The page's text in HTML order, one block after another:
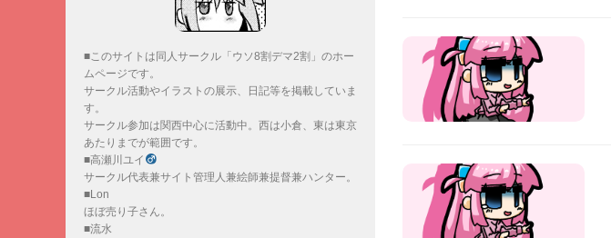
■このサイトは同人サークル「ウソ8割デマ2割」のホー
ムページです。
サークル活動やイラストの展示、日記等を掲載していま
す。
サークル参加は関西中心に活動中。西は小倉、東は東京
あたりまでが範囲です。
■高瀬川ユイ
サークル代表兼サイト管理人兼絵師兼提督兼ハンター。
■Lon
ほぼ売り子さん。
■流水